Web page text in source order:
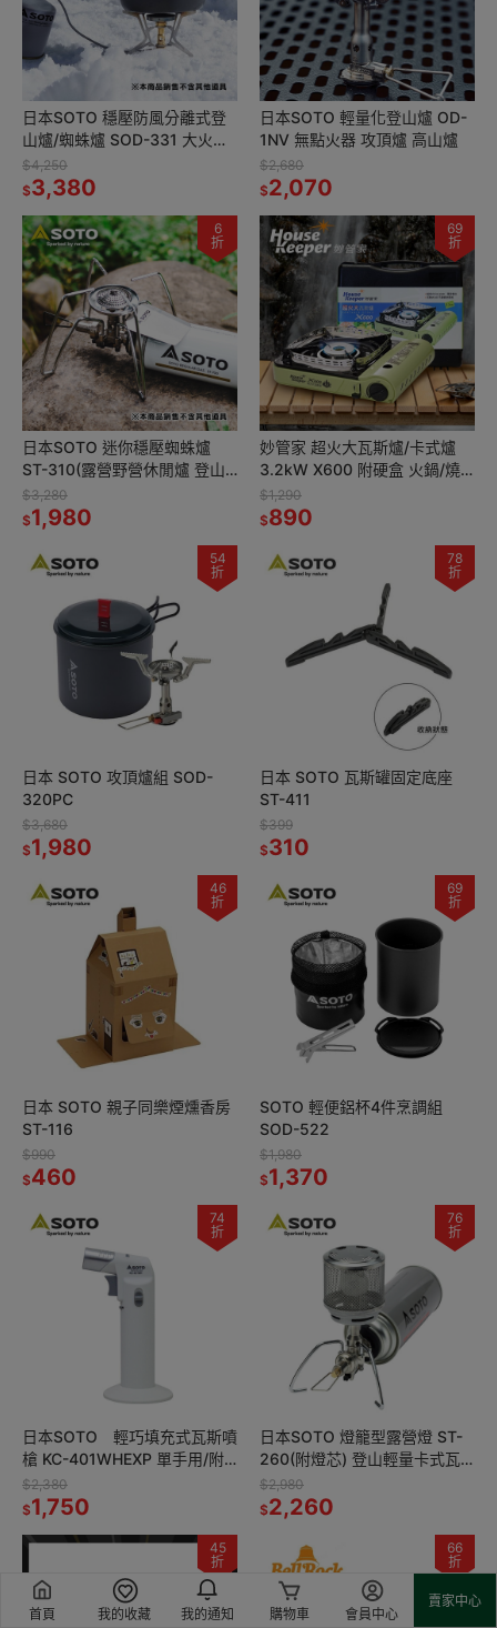
首頁 我的收藏 我的通知 購物車 會員中心
賣家中心
日本SOTO 穩壓防風分離式登
山爐/蜘蛛爐 SOD-331 大火力
高山爐 輕量防風抗低溫攻頂爐
可收折野營爐頭
$4,250
$3,380
日本SOTO 輕量化登山爐 OD-
1NV 無點火器 攻頂爐 高山爐
$2,680
$2,070
6
折
日本SOTO 迷你穩壓蜘蛛爐
ST-310(露營野營休閒爐 登山
瓦斯爐 輕量便攜卡式爐)
$3,280
$1,980
69
折
妙管家 超火大瓦斯爐/卡式爐
3.2kW X600 附硬盒 火鍋/燒
烤/烤肉/BBQ/野炊
$1,290
$890
54
折
日本 SOTO 攻頂爐組 SOD-
320PC
$3,680
$1,980
78
折
日本 SOTO 瓦斯罐固定底座
ST-411
$399
$310
46
折
日本 SOTO 親子同樂煙燻香房
ST-116
$990
$460
69
折
SOTO 輕便鋁杯4件烹調組
SOD-522
$1,980
$1,370
74
折
日本SOTO 輕巧填充式瓦斯噴
槍 KC-401WHEXP 單手用/附
底座/甜點用
$2,380
$1,750
76
折
日本SOTO 燈籠型露營燈 ST-
260(附燈芯) 登山輕量卡式瓦
斯燈 野營氣氛燈 個人戶外暖爐
$2,980
$2,260
45
折
66
折